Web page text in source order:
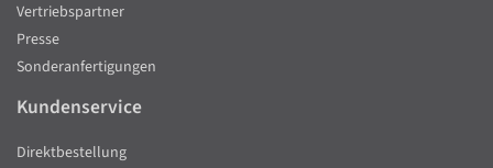
Vertriebspartner
Presse
Sonderanfertigungen
Kundenservice
Direktbestellung